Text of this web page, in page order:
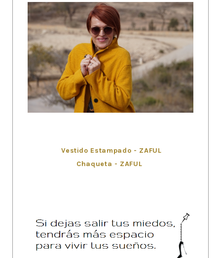
Vestido Estampado - ZAFUL
Chaqueta - ZAFUL